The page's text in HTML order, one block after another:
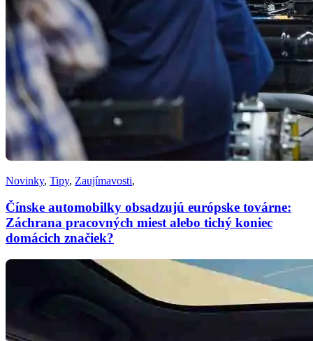
Novinky, Tipy, Zaujímavosti,
Čínske automobilky obsadzujú európske továrne:
Záchrana pracovných miest alebo tichý koniec
domácich značiek?